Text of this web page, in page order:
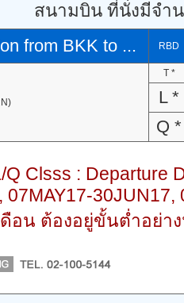
สนามบิน ที่นั่งมีจำ
from BKK to ...
RBD
T *
L *
Q *
Q Clsss : Departure
07MAY17-
ดือน ต้องอยู่ขั้นต่ำอย่า